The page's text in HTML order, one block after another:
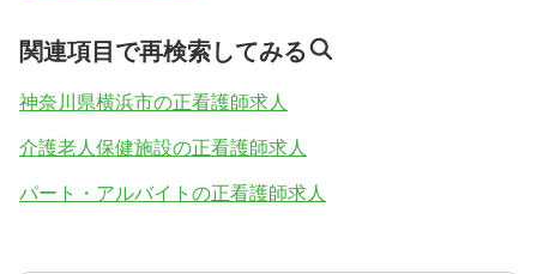
関連項目で再検索してみる
神奈川県横浜市の正看護師求人
介護老人保健施設の正看護師求人
パート・アルバイトの正看護師求人